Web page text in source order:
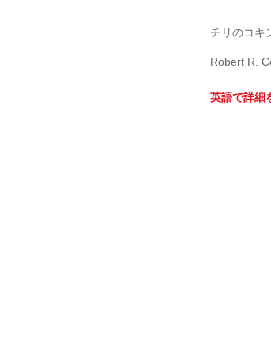
チリのコキ
Robert R.
英語で詳細